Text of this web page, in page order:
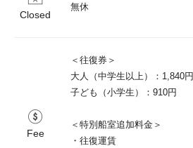
Closed
無休
Fee
＜往復券＞
大人（中学生以上）：1,840円
子ども（小学生）：910円
＜特別船室追加料金＞
・往復運賃